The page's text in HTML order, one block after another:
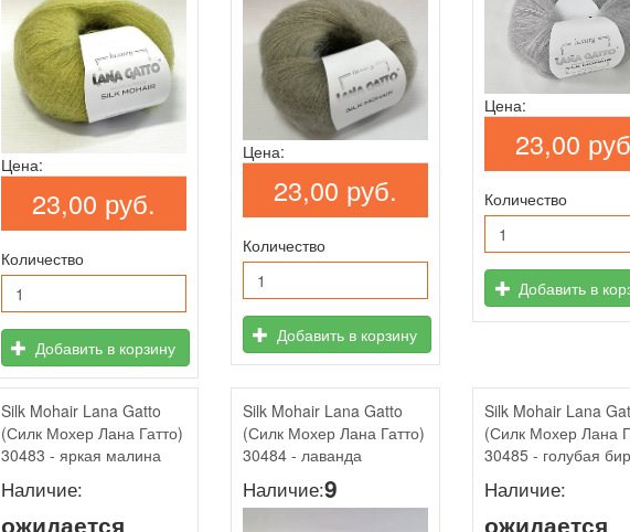
Цена:
23,00 руб.
Количество
Добавить в корзину
Цена:
23,00 руб.
Количество
Добавить в корзину
Цена:
23,00
Количество
Добавить в
Silk Mohair Lana Gatto
(Силк Мохер Лана Гатто)
30483 - яркая малина
Наличие:
ожидается
Silk Mohair Lana Gatto
(Силк Мохер Лана Гатто)
30484 - лаванда
Наличие:9
Silk Mohair Lana
(Силк Мохер Лана
30485 - голубая
Наличие:
ожидается